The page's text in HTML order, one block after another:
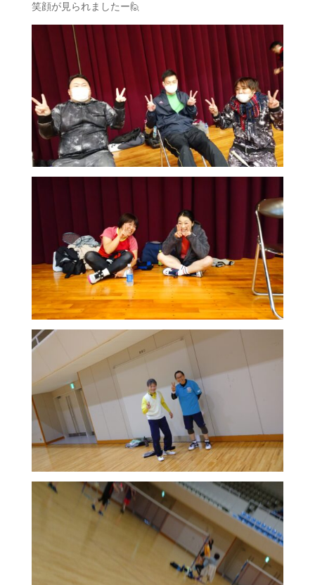
笑顔が見られましたー🙋